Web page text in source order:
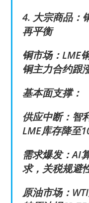
4. 大宗商品：
再平衡
铜市场：LME
铜主力合约跟
基本面支撑：
供应中断：智
LME库存降至
需求爆发：AI
求，关税规避
原油市场：